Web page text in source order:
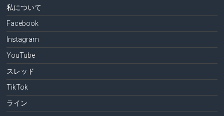
私について
Facebook
Instagram
YouTube
スレッド
TikTok
ライン